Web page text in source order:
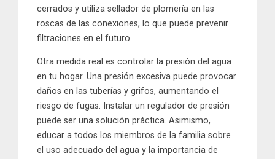
cerrados y utiliza sellador de plomería en las
roscas de las conexiones, lo que puede prevenir
filtraciones en el futuro.
Otra medida real es controlar la presión del agua
en tu hogar. Una presión excesiva puede provocar
daños en las tuberías y grifos, aumentando el
riesgo de fugas. Instalar un regulador de presión
puede ser una solución práctica. Asimismo,
educar a todos los miembros de la familia sobre
el uso adecuado del agua y la importancia de